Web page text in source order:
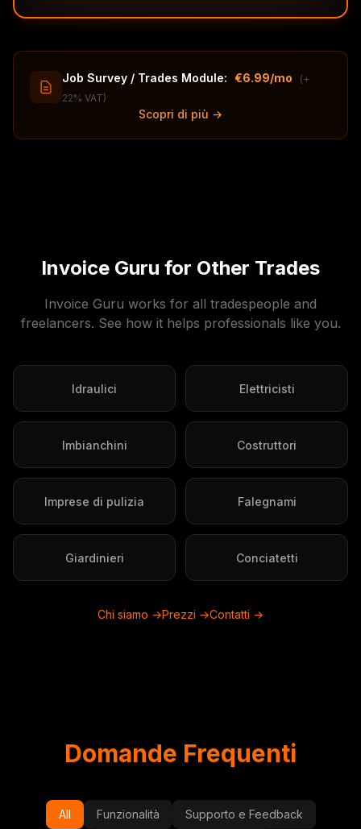
Job Survey / Trades Module: €6.99/mo
(+
22% VAT)
Scopri di più →
Invoice Guru for Other Trades
Invoice Guru works for all tradespeople and
freelancers. See how it helps professionals like you.
Idraulici Elettricisti
Imbianchini Costruttori
Imprese di pulizia Falegnami
Giardinieri Conciatetti
Chi siamo →Prezzi →Contatti →
Domande Frequenti
All Funzionalità Supporto e Feedback